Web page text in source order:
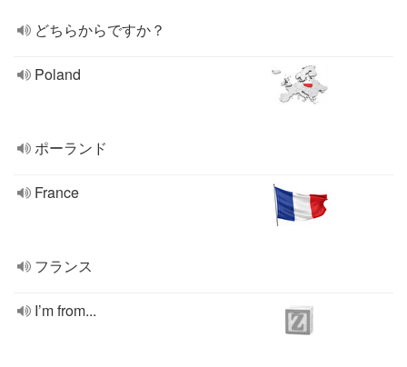
どちらからですか？
Poland
ポーランド
France
フランス
I’m from...